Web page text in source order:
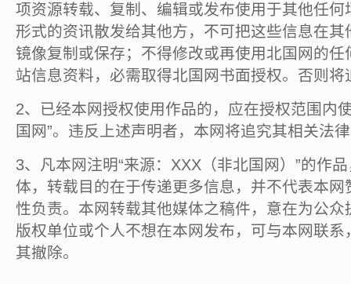
项资源转载、复制、编辑或发布使用于其他任
形式的资讯散发给其他方，不可把这些信息在
镜像复制或保存；不得修改或再使用北国网的
站信息资料，必需取得北国网书面授权。否则将
2、已经本网授权使用作品的，应在授权范围内
国网”。违反上述声明者，本网将追究其相关法
3、凡本网注明“来源：XXX（非北国网）”的作
体，转载目的在于传递更多信息，并不代表本
性负责。本网转载其他媒体之稿件，意在为公
版权单位或个人不想在本网发布，可与本网联
其撤除。